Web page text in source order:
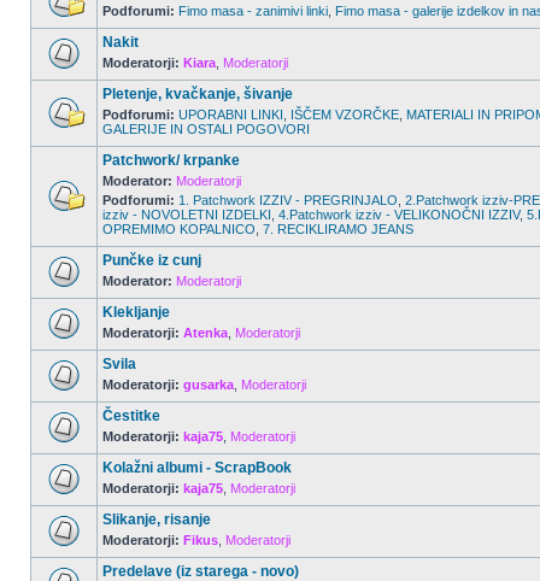
Podforumi: Fimo masa - zanimivi linki Fimo masa - galerije izdelkov in
Nakit
Moderatorji: Kiara Moderatorji
Pletenje, kvačkanje, šivanje
Podforumi: UPORABNI LINKI IŠČEM VZORČKE MATERIALI IN
GALERIJE IN OSTALI POGOVORI
Patchwork/ krpanke
Moderator: Moderatorji
Podforumi: 1. Patchwork IZZIV - PREGRINJALO 2.Patchwork izziv-
izziv - NOVOLETNI IZDELKI 4.Patchwork izziv - VELIKONOČNI IZZIV,
OPREMIMO KOPALNICO 7. RECIKLIRAMO JEANS
Punčke iz cunj
Moderator: Moderatorji
Klekljanje
Moderatorji: Atenka Moderatorji
Svila
Moderatorji: gusarka Moderatorji
Čestitke
Moderatorji: kaja75 Moderatorji
Kolažni albumi - ScrapBook
Moderatorji: kaja75 Moderatorji
Slikanje, risanje
Moderatorji: Fikus Moderatorji
Predelave (iz starega - novo)